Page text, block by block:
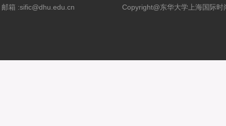
邮箱 :sific@dhu.edu.cn
Copyright@东华大学上海国际时